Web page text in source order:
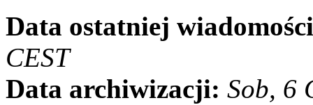
Data ostatniej
CEST
Data archiwizacji: Sob, 6